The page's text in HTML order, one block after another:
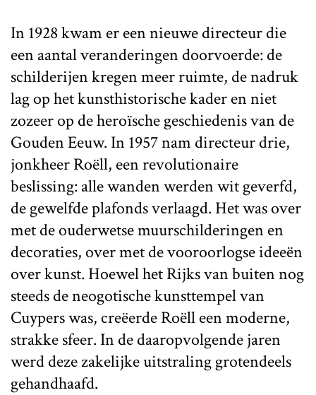
In 1928 kwam er een nieuwe directeur die
een aantal veranderingen doorvoerde: de
schilderijen kregen meer ruimte, de nadruk
lag op het kunsthistorische kader en niet
zozeer op de heroïsche geschiedenis van de
Gouden Eeuw. In 1957 nam directeur drie,
jonkheer Roëll, een revolutionaire
beslissing: alle wanden werden wit geverfd,
de gewelfde plafonds verlaagd. Het was over
met de ouderwetse muurschilderingen en
decoraties, over met de vooroorlogse ideeën
over kunst. Hoewel het Rijks van buiten nog
steeds de neogotische kunsttempel van
Cuypers was, creëerde Roëll een moderne,
strakke sfeer. In de daaropvolgende jaren
werd deze zakelijke uitstraling grotendeels
gehandhaafd.